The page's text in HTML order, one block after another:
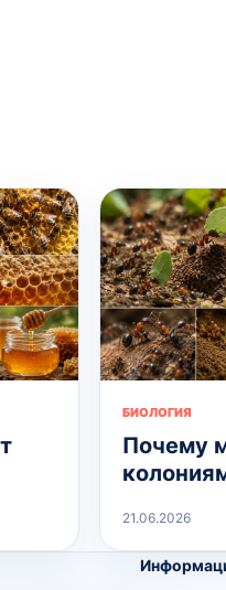
БИОЛОГИЯ
Почему
21.06.2026